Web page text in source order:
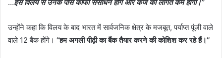
…इस विलय से उनके पास काफी संसाधन होंगे और कर्ज की लागत कम होगी।’’
उन्होंने कहा कि विलय के बाद भारत में सार्वजनिक क्षेत्र के मजबूत, पर्याप्त पूंजी वाले
वाले 12 बैंक होंगे। ‘‘हम अगली पीढ़ी का बैंक तैयार करने की कोशिश कर रहे हैं।’’